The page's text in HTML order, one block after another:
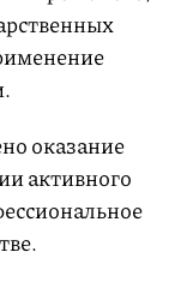
оказание
активного